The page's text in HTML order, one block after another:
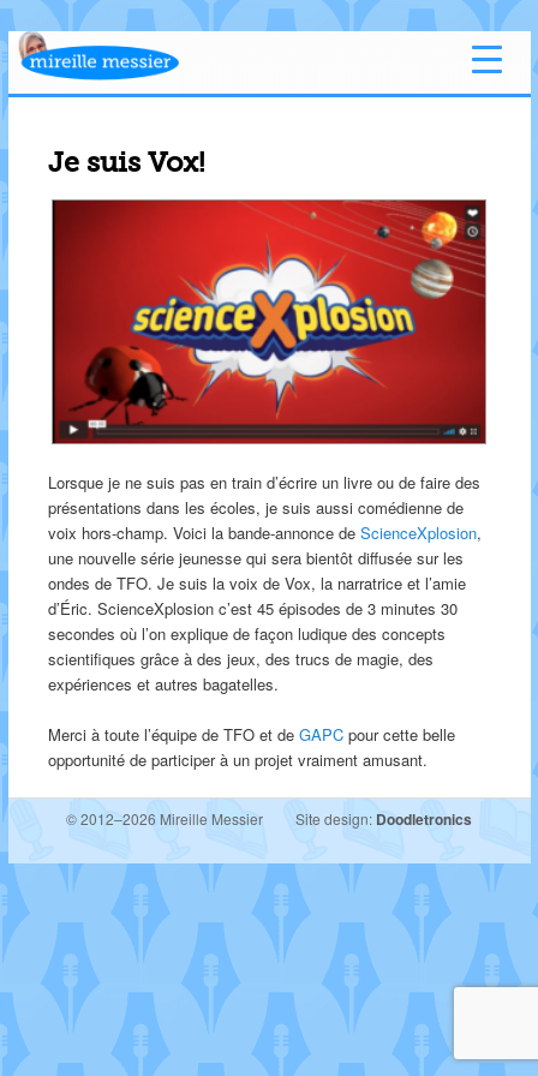
Je suis Vox!
Lorsque je ne suis pas en train d’écrire un livre ou de faire des
présentations dans les écoles, je suis aussi comédienne de
voix hors-champ. Voici la bande-annonce de ScienceXplosion,
une nouvelle série jeunesse qui sera bientôt diffusée sur les
ondes de TFO. Je suis la voix de Vox, la narratrice et l’amie
d’Éric. ScienceXplosion c’est 45 épisodes de 3 minutes 30
secondes où l’on explique de façon ludique des concepts
scientifiques grâce à des jeux, des trucs de magie, des
expériences et autres bagatelles.
Merci à toute l’équipe de TFO et de GAPCpour cette belle
opportunité de participer à un projet vraiment amusant.
© 2012–2026 Mireille Messier Site design: Doodletronics